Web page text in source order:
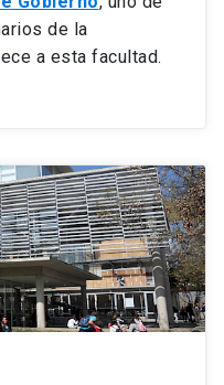
de la
a esta facultad.